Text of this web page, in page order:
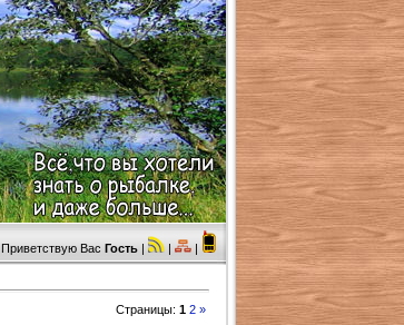
Приветствую Вас Гость | | |
Страницы: 1 2 »